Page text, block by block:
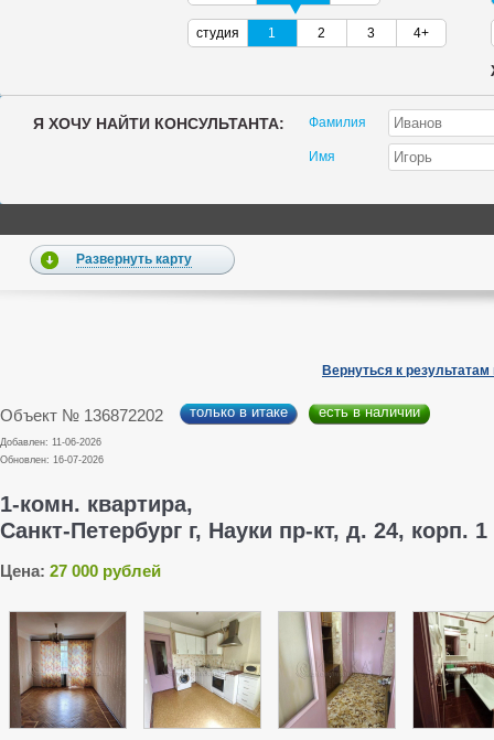
студия 1 2 3 4+
Я ХОЧУ НАЙТИ КОНСУЛЬТАНТА: Фамилия
Имя
Развернуть карту
Вернуться к результатам
Объект № 136872202 только в итаке есть в наличии
Добавлен: 11-06-2026
Обновлен: 16-07-2026
1-комн. квартира,
Санкт-Петербург г, Науки пр-кт, д. 24, корп. 1
Цена: 27 000 рублей